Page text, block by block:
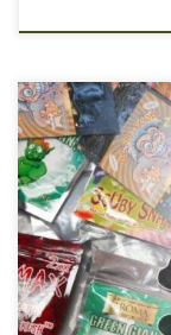
Pod nazwą
chemicznie
znacznie różni się
które za sobą
podobny do
“legal high” i